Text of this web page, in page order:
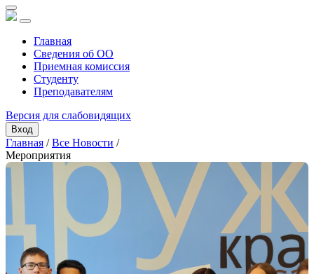
Главная
Сведения об ОО
Приемная комиссия
Студенту
Преподавателям
Версия для слабовидящих
Вход
Главная /Все Новости /
Мероприятия